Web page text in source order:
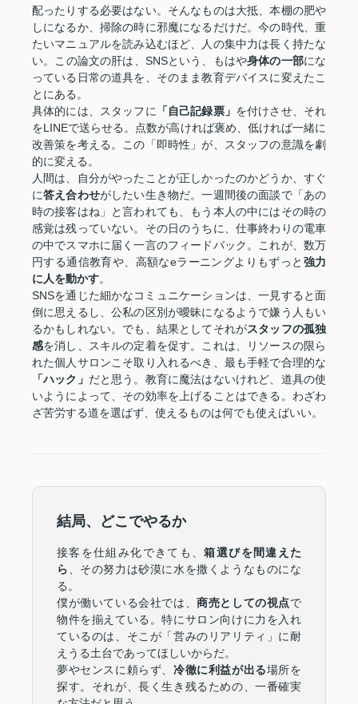
配ったりする必要はない。そんなものは大抵、本棚の肥や
しになるか、掃除の時に邪魔になるだけだ。今の時代、重
たいマニュアルを読み込むほど、人の集中力は長く持たな
い。この論文の肝は、SNSという、もはや身体の一部にな
っている日常の道具を、そのまま教育デバイスに変えたこ
とにある。
具体的には、スタッフに
「自己記録票」 を付けさせ、それ
をLINEで送らせる。点数が高ければ褒め、低ければ一緒に
改善策を考える。この「即時性」が、スタッフの意識を劇
的に変える。
人間は、自分がやったことが正しかったのかどうか、すぐ
に答え合わせがしたい生き物だ。一週間後の面談で「あの
時の接客はね」と言われても、もう本人の中にはその時の
感覚は残っていない。その日のうちに、仕事終わりの電車
の中でスマホに届く一言のフィードバック。これが、数万
円する通信教育や、高額なeラーニングよりもずっと 強力
に人を動かす。
SNSを通じた細かなコミュニケーションは、一見すると面
倒に思えるし、公私の区別が曖昧になるようで嫌う人もい
るかもしれない。でも、結果としてそれがスタッフの孤独
感を消し、スキルの定着を促す。これは、リソースの限ら
れた個人サロンこそ取り入れるべき、最も手軽で合理的な
「ハック」 だと思う。教育に魔法はないけれど、道具の使
いようによって、その効率を上げることはできる。わざわ
ざ苦労する道を選ばず、使えるものは何でも使えばいい。
結局、どこでやるか
接客を仕組み化できても、箱選びを間違えた
ら
、その努力は砂漠に水を撒くようなものにな
る。
僕が働いている会社では、商売としての視点で
物件を揃えている。特にサロン向けに力を入れ
ているのは、そこが「営みのリアリティ」に耐
えうる土台であってほしいからだ。
夢やセンスに頼らず、 冷徹に利益が出る場所を
探す。それが、長く生き残るための、一番確実